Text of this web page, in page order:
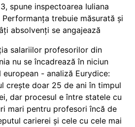
spune inspectoarea Iuliana
Performanța trebuie măsurată și
absolvenți se angajează
salariilor profesorilor din
nu se încadrează în niciun
european - analiză Eurydice:
crește doar 25 de ani în timpul
dar procesul e între statele cu
mari pentru profesori încă de
carierei și cele cu cele mai